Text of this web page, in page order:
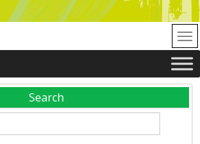
Search